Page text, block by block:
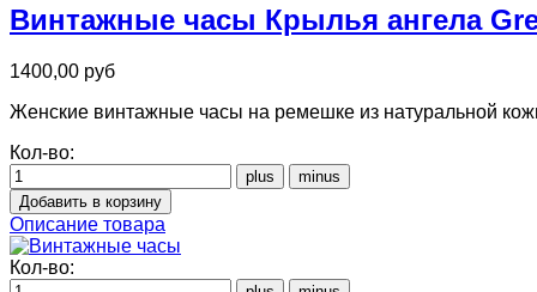
Винтажные часы Крылья ангела
1400,00 руб
Женские винтажные часы на ремешке из натуральной
Кол-во:
Описание товара
Кол-во: